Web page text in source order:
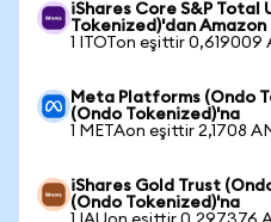
iShares Core S&P Total
Tokenized)'dan
1 ITOTon eşittir 0,619009
Meta Platforms (Ondo
(Ondo Tokenized)'na
1 METAon eşittir 2,1708
iShares Gold Trust
(Ondo Tokenized)'na